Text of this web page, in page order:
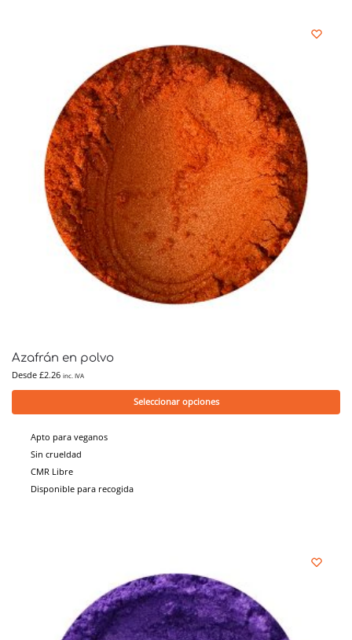
Azafrán en polvo
Desde £2.26 inc. IVA
Seleccionar opciones
Apto para veganos
Sin crueldad
CMR Libre
Disponible para recogida